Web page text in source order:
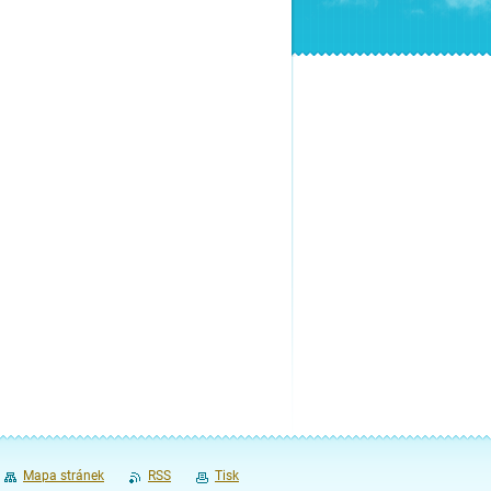
Mapa stránek RSS Tisk